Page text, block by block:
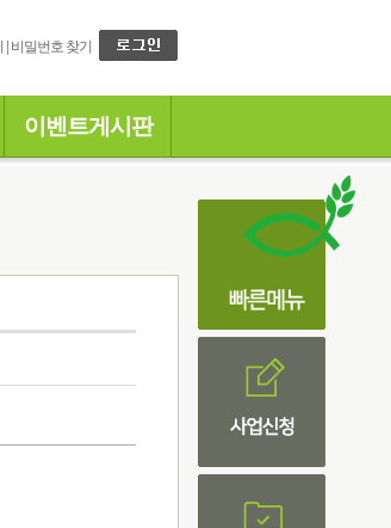
비밀번호 찾기
이벤트게시판